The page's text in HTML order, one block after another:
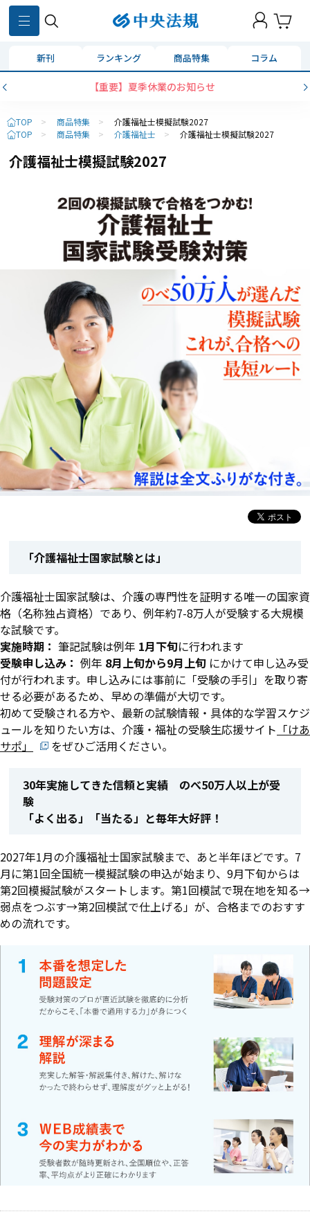
新刊 ランキング 商品特集 コラム
【重要】夏季休業のお知らせ
TOP > 商品特集 >
介護福祉士模擬試験2027
TOP
> 商品特集 > 介護福祉士 > 介護福祉士模擬試験2027
介護福祉士模擬試験2027
「介護福祉士国家試験とは」
介護福祉士国家試験は、介護の専門性を証明する唯一の国家資
格（名称独占資格）であり、例年約7-8万人が受験する大規模
な試験です。
実施時期： 筆記試験は例年 1月下旬に行われます
受験申し込み： 例年 8月上旬から9月上旬 にかけて申し込み受
付が行われます。申し込みには事前に「受験の手引」を取り寄
せる必要があるため、早めの準備が大切です。
初めて受験される方や、最新の試験情報・具体的な学習スケジ
ュールを知りたい方は、介護・福祉の受験生応援サイト 「けあ
サポ」
をぜひご活用ください。
30年実施してきた信頼と実績 のべ50万人以上が受
験
「よく出る」「当たる」と毎年大好評！
2027年1月の介護福祉士国家試験まで、あと半年ほどです。7
月に第1回全国統一模擬試験の申込が始まり、9月下旬からは
第2回模擬試験がスタートします。第1回模試で現在地を知る→
弱点をつぶす→第2回模試で仕上げる」が、合格までのおすす
めの流れです。